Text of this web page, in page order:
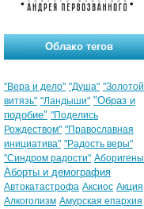
Облако тегов
"Вера и дело" "Душа" "Золотой
витязь" "Ландыши" "Образ и
подобие" "Поделись
Рождеством" "Православная
инициатива" "Радость веры"
"Синдром радости" Аборигены
Аборты и демография
Автокатастрофа Аксиос Акция
Алкоголизм Амурская епархия